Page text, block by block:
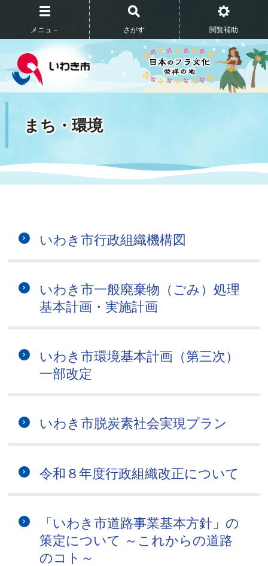
メニュ－ さがす 閲覧補助
まち・環境
いわき市行政組織機構図
いわき市一般廃棄物（ごみ）処理
基本計画・実施計画
いわき市環境基本計画（第三次）
一部改定
いわき市脱炭素社会実現プラン
令和８年度行政組織改正について
「いわき市道路事業基本方針」の
策定について ～これからの道路
のコト～